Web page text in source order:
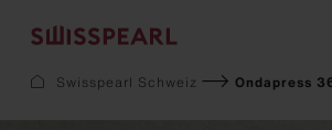
Fassade
Swisspearl Schweiz Ondapress